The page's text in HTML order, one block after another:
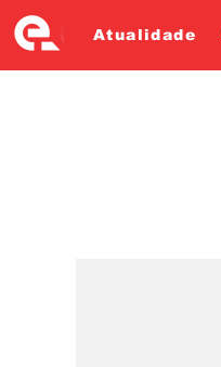
Atualidade